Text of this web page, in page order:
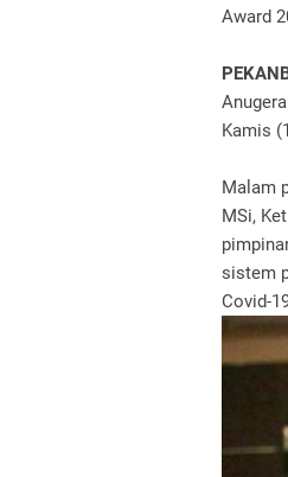
Award
Kamis
Malam
MSi,
sistem
Covid-